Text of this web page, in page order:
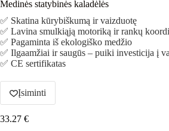
Medinės statybinės kaladėlės
✅ Skatina kūrybiškumą ir vaizduotę
✅ Lavina smulkiąją motoriką ir rankų
✅ Pagaminta iš ekologiško medžio
✅ Ilgaamžiai ir saugūs – puiki investicija į
✅ CE sertifikatas
Įsiminti
33.27 €